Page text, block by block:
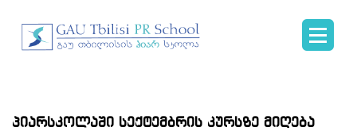
პიარსკოლაში სექტემბრის კურსზე მიღება